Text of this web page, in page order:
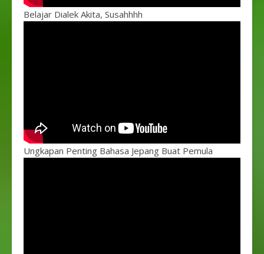
Belajar Dialek Akita, Susahhhh
Ungkapan Penting Bahasa Jepang Buat Pemula